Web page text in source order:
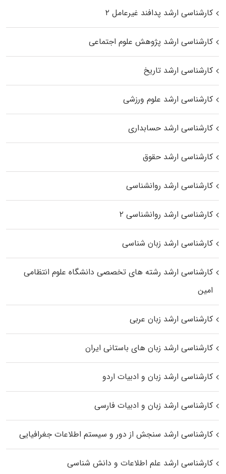
کارشناسی ارشد پدافند غیرعامل ۲
کارشناسی ارشد پژوهش علوم اجتماعی
کارشناسی ارشد تاریخ
کارشناسی ارشد علوم ورزشی
کارشناسی ارشد حسابداری
کارشناسی ارشد حقوق
کارشناسی ارشد روانشناسی
کارشناسی ارشد روانشناسی ۲
کارشناسی ارشد زبان شناسی
کارشناسی ارشد رﺷﺘﻪ ﻫﺎی تخصصی داﻧﺸﮕﺎه ﻋﻠﻮم انتظامی
اﻣﻴﻦ
کارشناسی ارشد زبان عربی
کارشناسی ارشد زبان‌ های باستانی ایران
کارشناسی ارشد زبان و ادبیات اردو
کارشناسی ارشد زبان و ادبیات فارسی
کارشناسی ارشد سنجش از دور و سیستم اطلاعات جغرافیایی
کارشناسی ارشد علم اطلاعات و دانش شناسی